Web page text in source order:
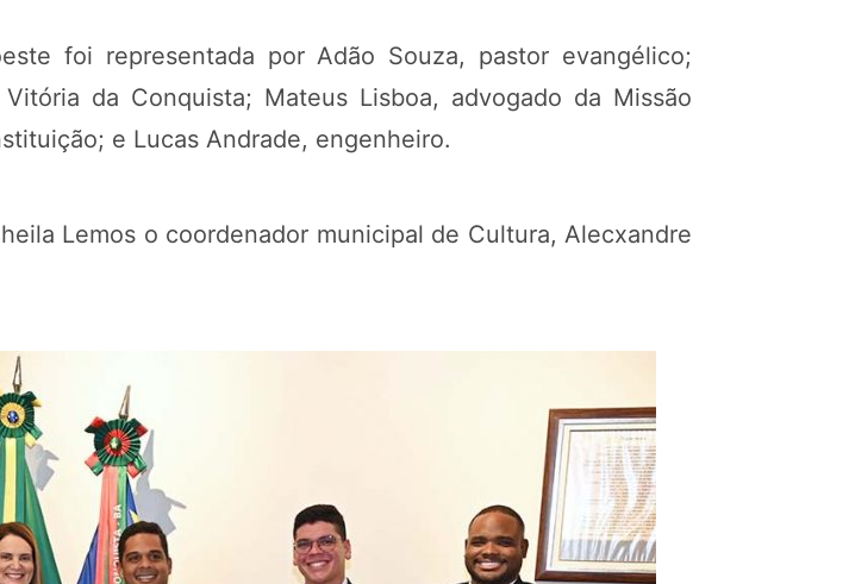
foi representada por Adão Souza, pastor evangélico;
da Conquista; Mateus Lisboa, advogado da Missão
e Lucas Andrade, engenheiro.
Lemos o coordenador municipal de Cultura, Alecxandre